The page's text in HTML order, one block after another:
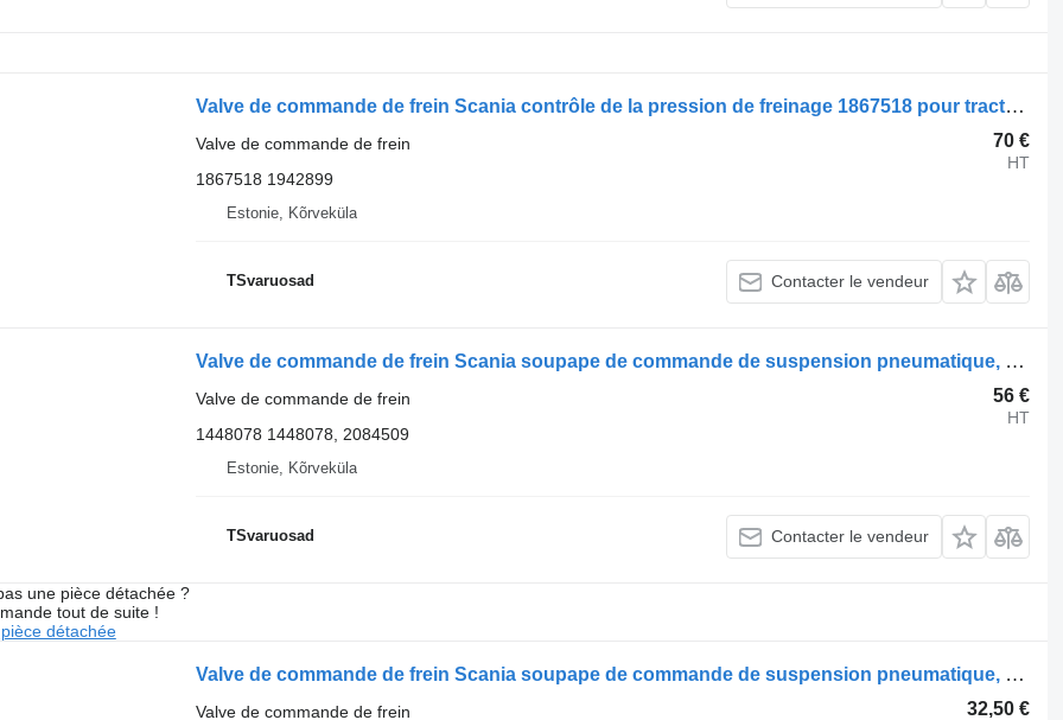
Valve de commande de frein Scania contrôle de la pression de freinage 1867518 pour tracteur routier Scania R480
70 €
HT
Valve de commande de frein
1867518 1942899
Estonie, Kõrveküla
TSvaruosad Contacter le vendeur
Valve de commande de frein Scania soupape de commande de suspension pneumatique, ecas 1448078 pour tracteur routier Scania R440
56 €
HT
Valve de commande de frein
1448078 1448078, 2084509
Estonie, Kõrveküla
TSvaruosad Contacter le vendeur
une pièce détachée ?
tout de suite !
détachée
Valve de commande de frein Scania soupape de commande de suspension pneumatique, ecas 1448079 pour tracteur routier Scania R420
32,50 €
Valve de commande de frein